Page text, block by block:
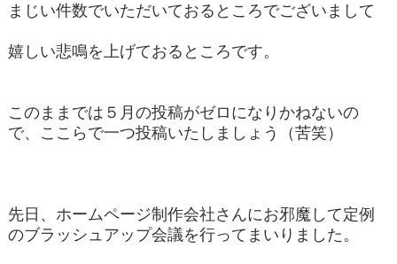
まじい件数でいただいておるところでございまして
嬉しい悲鳴を上げておるところです。
このままでは５月の投稿がゼロになりかねないの
で、ここらで一つ投稿いたしましょう（苦笑）
先日、ホームページ制作会社さんにお邪魔して定例
のブラッシュアップ会議を行ってまいりました。